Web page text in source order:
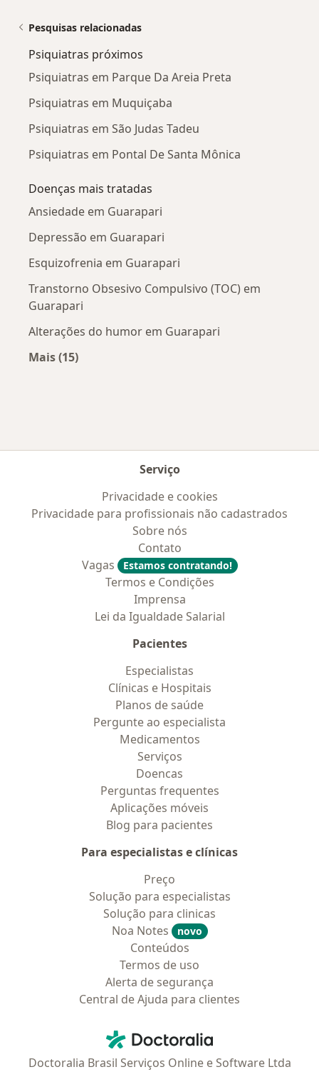
Pesquisas relacionadas
Psiquiatras próximos
Psiquiatras em Parque Da Areia Preta
Psiquiatras em Muquiçaba
Psiquiatras em São Judas Tadeu
Psiquiatras em Pontal De Santa Mônica
Doenças mais tratadas
Ansiedade em Guarapari
Depressão em Guarapari
Esquizofrenia em Guarapari
Transtorno Obsesivo Compulsivo (TOC) em
Guarapari
Alterações do humor em Guarapari
Mais (15)
Serviço
Privacidade e cookies
Privacidade para profissionais não cadastrados
Sobre nós
Contato
Vagas
Estamos contratando!
Termos e Condições
Imprensa
Lei da Igualdade Salarial
Pacientes
Especialistas
Clínicas e Hospitais
Planos de saúde
Pergunte ao especialista
Medicamentos
Serviços
Doencas
Perguntas frequentes
Aplicações móveis
Blog para pacientes
Para especialistas e clínicas
Preço
Solução para especialistas
Solução para clinicas
Noa Notes
novo
Conteúdos
Termos de uso
Alerta de segurança
Central de Ajuda para clientes
Doctoralia - Homepage
Doctoralia Brasil Serviços Online e Software Ltda